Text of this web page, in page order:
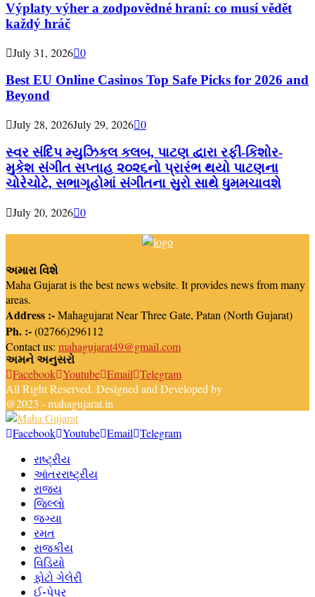
Výplaty výher a zodpovědné hraní: co musí vědět
každý hráč
July 31, 2026 0
Best EU Online Casinos Top Safe Picks for 2026 and
Beyond
July 28, 2026July 29, 2026 0
સ્વર સંદિપ મ્યુઝિકલ કલબ, પાટણ દ્વારા રફી-કિશોર-
મુકેશ સંગીત સપ્તાહ ૨૦૨૬નો પ્રારંભ થયો પાટણના
ચોરેચોટે, સભાગૃહોમાં સંગીતના સુરો સાથે ધુમમચાવશે
July 20, 2026 0
અમારા વિશે
Maha Gujarat is the best news website. It provides news from many
areas.
Address :-Mahagujarat Near Three Gate, Patan (North Gujarat)
Ph. :-(02766)296112
Contact us: mahagujarat49@gmail.com
અમને અનુસરો
Facebook Youtube Email Telegram
All Right Reserved. Designed and Developed by
@2023 - mahagujarat.in
Facebook Youtube Email Telegram
રાષ્ટ્રીય
આંતરરાષ્ટ્રીય
રાજ્ય
જિલ્લો
જગ્યા
રમત
રાજકીય
વિડિયો
ફોટો ગેલેરી
ઈ-પેપર